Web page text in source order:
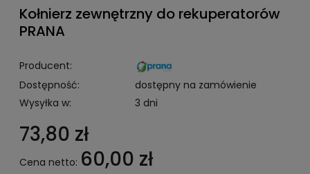
Kołnierz zewnętrzny do rekuperatorów
PRANA
Producent:
Dostępność:
dostępny na zamówienie
Wysyłka w:
3 dni
73,80 zł
Cena netto: 60,00 zł